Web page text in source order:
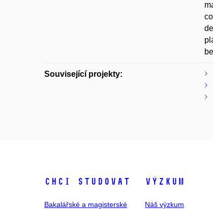
Související projekty:
Chci studovat
Bakalářské a magisterské
Výzkum
Náš výzkum